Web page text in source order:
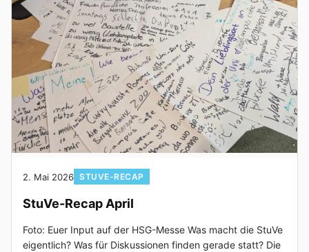
2. Mai 2026 STUVE-RECAP
StuVe-Recap April
Foto: Euer Input auf der HSG-Messe Was macht die StuVe
eigentlich? Was für Diskussionen finden gerade statt? Die